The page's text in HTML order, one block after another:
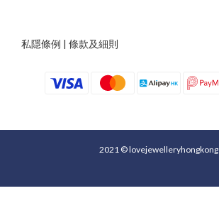
私隱條例 | 條款及細則
2021 © lovejewelleryhongkong